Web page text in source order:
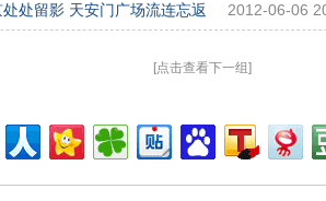
处留影 天安门广场流连忘返 2012-06-06
[点击查看下一组]